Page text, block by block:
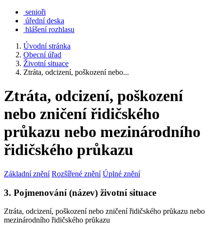
senioři
úřední deska
hlášení rozhlasu
Úvodní stránka
Obecní úřad
Životní situace
Ztráta, odcizení, poškození nebo...
Ztráta, odcizení, poškození
nebo zničení řidičského
průkazu nebo mezinárodního
řidičského průkazu
Základní znění Rozšířené znění Úplné znění
3. Pojmenování (název) životní situace
Ztráta, odcizení, poškození nebo zničení řidičského průkazu nebo
mezinárodního řidičského průkazu